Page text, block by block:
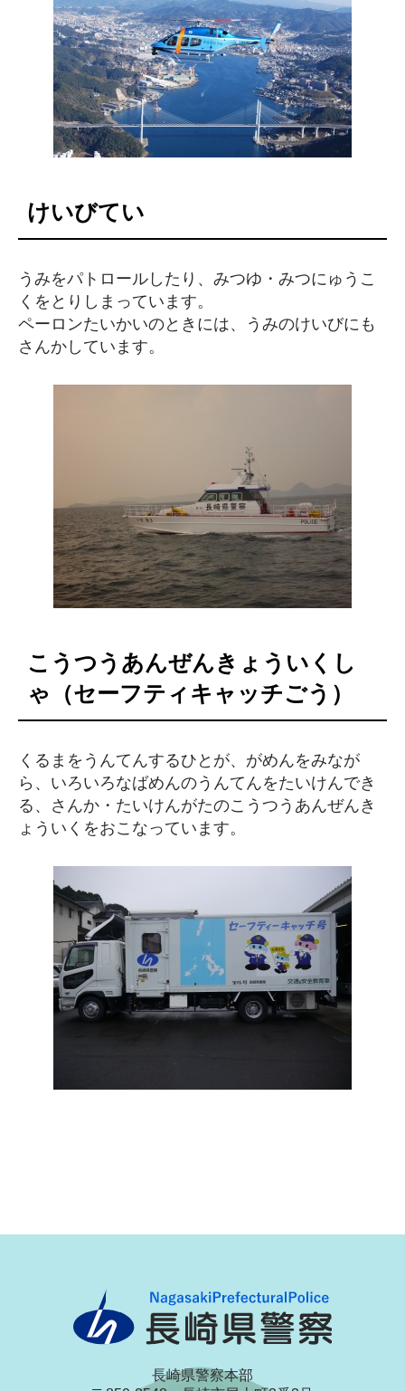
けいびてい
うみをパトロールしたり、みつゆ・みつにゅうこ
くをとりしまっています。
ペーロンたいかいのときには、うみのけいびにも
さんかしています。
こうつうあんぜんきょういくし
ゃ（セーフティキャッチごう）
くるまをうんてんするひとが、がめんをみなが
ら、いろいろなばめんのうんてんをたいけんでき
る、さんか・たいけんがたのこうつうあんぜんき
ょういくをおこなっています。
長崎県警察本部